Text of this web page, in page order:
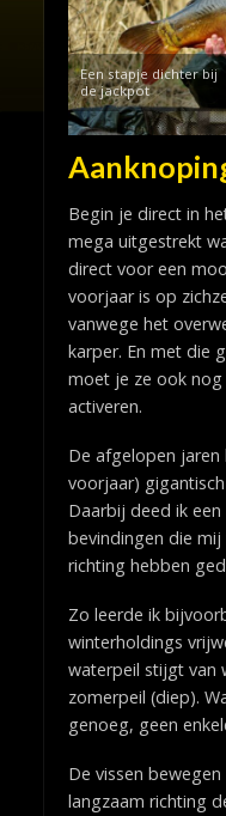
Een stapje dichter bij
de jackpot
Begin je direct in
mega uitgestrekt
direct voor een
voorjaar is op
vanwege het
karper. En met die
moet je ze ook nog
activeren.
De afgelopen jaren
voorjaar)
Daarbij deed ik
bevindingen die
richting hebben
Zo leerde ik
winterholdings
waterpeil stijgt van
zomerpeil (diep).
genoeg, geen
De vissen
langzaam richting